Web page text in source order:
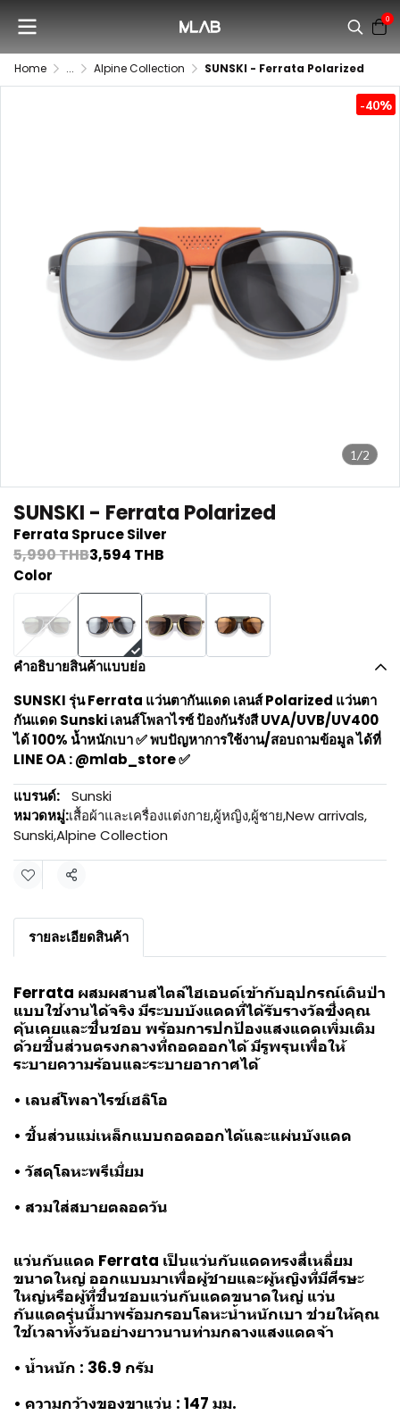
0
Home ... Alpine Collection SUNSKI - Ferrata Polarized
1/2
-40%
SUNSKI - Ferrata Polarized
Ferrata Spruce Silver
5,990 THB3,594 THB
Color
คำอธิบายสินค้าแบบย่อ
SUNSKI รุ่น Ferrata แว่นตากันแดด เลนส์ Polarized แว่นตา
กันแดด Sunski เลนส์โพลาไรซ์ ป้องกันรังสี UVA/UVB/UV400
ได้ 100% น้ำหนักเบา ✅ พบปัญหาการใช้งาน/สอบถามข้อมูล ได้ที่
LINE OA : @mlab_store ✅
แบรนด์:
Sunski
หมวดหมู่:เสื้อผ้าและเครื่องแต่งกาย,ผู้หญิง,ผู้ชาย,New arrivals,
Sunski,Alpine Collection
แชร์
รายละเอียดสินค้า
Ferrata ผสมผสานสไตล์ไฮเอนด์เข้ากับอุปกรณ์เดินป่า
แบบใช้งานได้จริง มีระบบบังแดดที่ได้รับรางวัลซึ่งคุณ
คุ้นเคยและชื่นชอบ พร้อมการปกป้องแสงแดดเพิ่มเติม
ด้วยชิ้นส่วนตรงกลางที่ถอดออกได้ มีรูพรุนเพื่อให้
ระบายความร้อนและระบายอากาศได้
• เลนส์โพลาไรซ์เฮลิโอ
• ชิ้นส่วนแม่เหล็กแบบถอดออกได้และแผ่นบังแดด
• วัสดุโลหะพรีเมี่ยม
• สวมใส่สบายตลอดวัน
แว่นกันแดด Ferrata เป็นแว่นกันแดดทรงสี่เหลี่ยม
ขนาดใหญ่ ออกแบบมาเพื่อผู้ชายและผู้หญิงที่มีศีรษะ
ใหญ่หรือผู้ที่ชื่นชอบแว่นกันแดดขนาดใหญ่ แว่น
กันแดดรุ่นนี้มาพร้อมกรอบโลหะน้ำหนักเบา ช่วยให้คุณ
ใช้เวลาทั้งวันอย่างยาวนานท่ามกลางแสงแดดจ้า
• น้ำหนัก : 36.9 กรัม
• ความกว้างของขาแว่น : 147 มม.